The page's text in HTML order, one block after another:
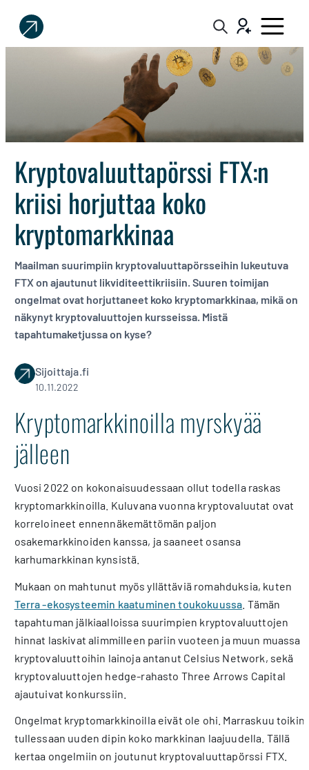
Sijoittaja.fi
Tee
Kryptovaluuttapörssi FTX:n
kriisi horjuttaa koko
kryptomarkkinaa
Maailman suurimpiin kryptovaluuttapörsseihin lukeutuva
FTX on ajautunut likviditeettikriisiin. Suuren toimijan
ongelmat ovat horjuttaneet koko kryptomarkkinaa, mikä on
näkynyt kryptovaluuttojen kursseissa. Mistä
tapahtumaketjussa on kyse?
Sijoittaja.fi
10.11.2022
Kryptomarkkinoilla myrskyää
jälleen
Vuosi 2022 on kokonaisuudessaan ollut todella raskas
kryptomarkkinoilla. Kuluvana vuonna kryptovaluutat ovat
korreloineet ennennäkemättömän paljon
osakemarkkinoiden kanssa, ja saaneet osansa
karhumarkkinan kynsistä.
Mukaan on mahtunut myös yllättäviä romahduksia, kuten
Terra -ekosysteemin kaatuminen toukokuussa . Tämän
tapahtuman jälkiaalloissa suurimpien kryptovaluuttojen
hinnat laskivat alimmilleen pariin vuoteen ja muun muassa
kryptovaluuttoihin lainoja antanut Celsius Network, sekä
kryptovaluuttojen hedge-rahasto Three Arrows Capital
ajautuivat konkurssiin.
Ongelmat kryptomarkkinoilla eivät ole ohi. Marraskuu toikin
tullessaan uuden dipin koko markkinan laajuudella. Tällä
kertaa ongelmiin on joutunut kryptovaluuttapörssi FTX.